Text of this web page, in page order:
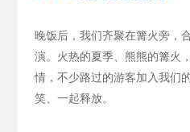
晚饭后，我们齐聚在篝火旁，
演。火热的夏季、熊熊的篝火
情，不少路过的游客加入我们
笑、一起释放。